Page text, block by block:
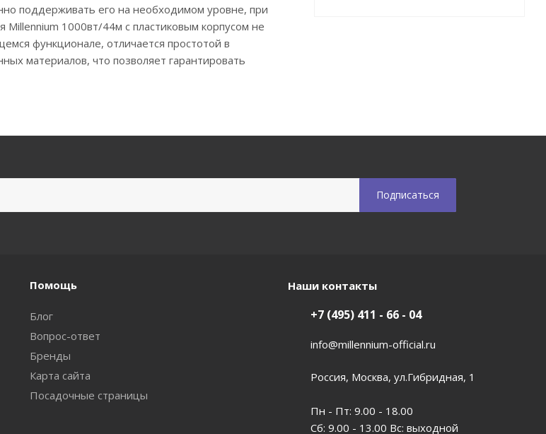
поддерживать его на необходимом уровне, при
1000вт/44м с пластиковым корпусом не
функционале, отличается простотой в
материалов, что позволяет гарантировать
Помощь
Блог
Вопрос-ответ
Бренды
Карта сайта
Посадочные страницы
Наши контакты
+7 (495) 411 - 66 - 04
info@millennium-official.ru
Россия, Москва, ул.Гибридная, 1
Пн - Пт: 9.00 - 18.00
Сб: 9.00 - 13.00 Вс: выходной